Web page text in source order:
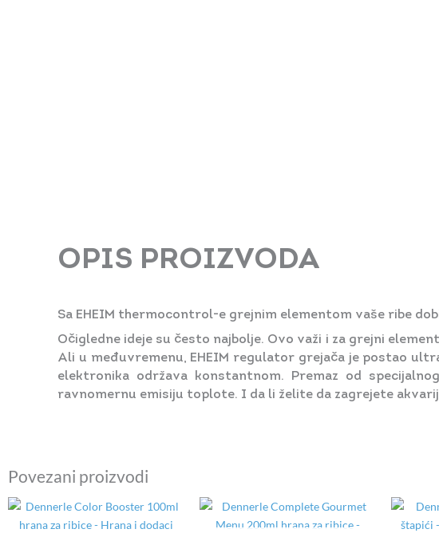
OPIS PROIZVODA
Sa EHEIM thermocontrol-e grejnim elementom vaše ribe
Očigledne ideje su često najbolje. Ovo važi i za grejni
Ali u međuvremenu, EHEIM regulator grejača je postao
elektronika održava konstantnom. Premaz od
ravnomernu emisiju toplote. I da li želite da zagrejete
Povezani proizvodi